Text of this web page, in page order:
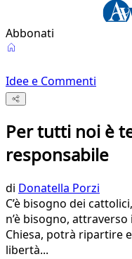
Abbonati
Idee e Commenti
Per tutti noi è
responsabile
di Donatella Porzi
C’è bisogno dei
n’è bisogno,
Chiesa, potrà ripartire
libertà...